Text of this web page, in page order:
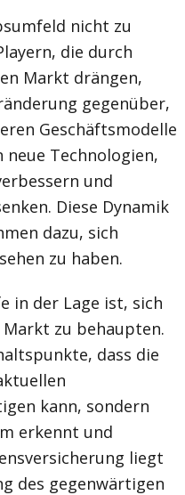
nicht zu
die durch
Markt drängen,
gegenüber,
Geschäftsmodelle
Technologien,
und
Diese Dynamik
dazu, sich
zu haben.
in der Lage ist, sich
zu behaupten.
dass die
kann, sondern
erkennt und
liegt
des gegenwärtigen